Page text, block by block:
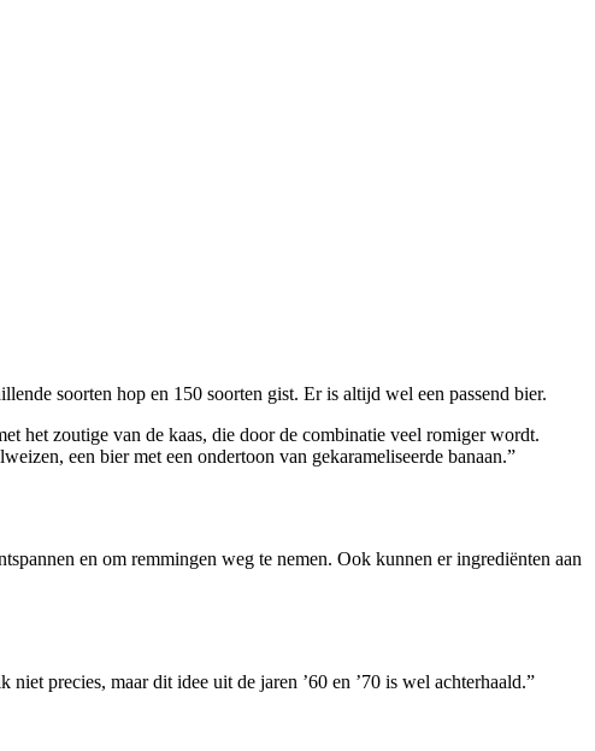
soorten hop en 150 soorten gist. Er is altijd wel een passend bier.
het zoutige van de kaas, die door de combinatie veel romiger wordt.
een bier met een ondertoon van gekarameliseerde banaan.”
en om remmingen weg te nemen. Ook kunnen er ingrediënten aan
precies, maar dit idee uit de jaren ’60 en ’70 is wel achterhaald.”